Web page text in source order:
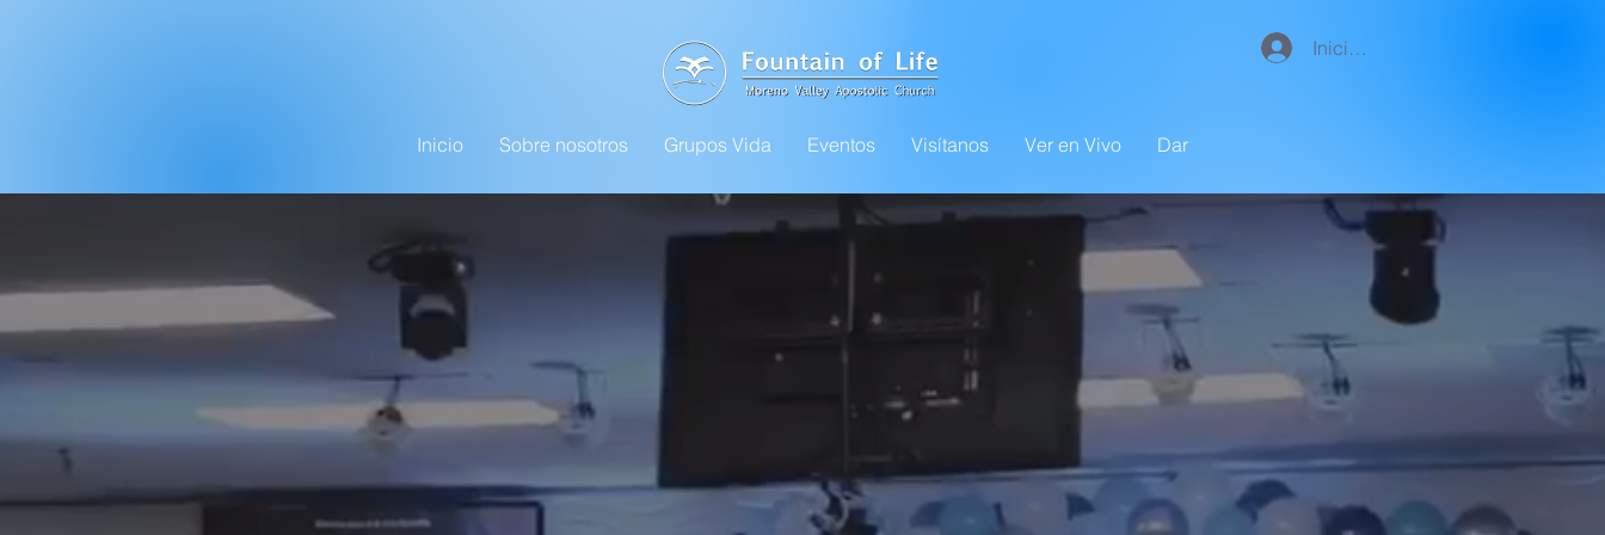
Iniciar sesión
Inicio Sobre nosotros Grupos Vida Eventos Visítanos Ver en Vivo Dar